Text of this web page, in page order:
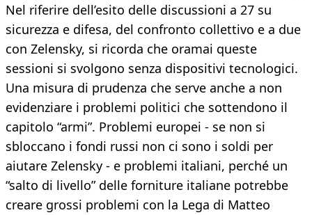
Nel riferire dell’esito delle discussioni a 27 su
sicurezza e difesa, del confronto collettivo e a due
con Zelensky, si ricorda che oramai queste
sessioni si svolgono senza dispositivi tecnologici.
Una misura di prudenza che serve anche a non
evidenziare i problemi politici che sottendono il
capitolo “armi”. Problemi europei - se non si
sbloccano i fondi russi non ci sono i soldi per
aiutare Zelensky - e problemi italiani, perché un
“salto di livello” delle forniture italiane potrebbe
creare grossi problemi con la Lega di Matteo